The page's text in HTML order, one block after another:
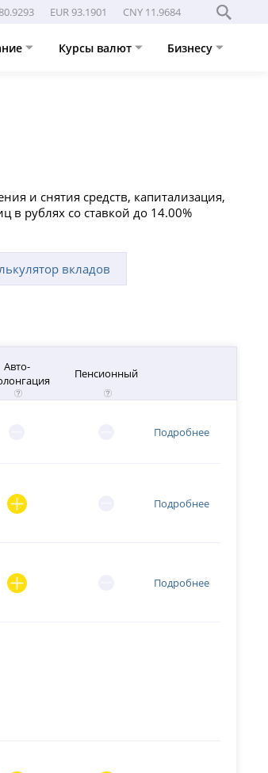
EUR 93.1901 CNY 11.9684
Курсы валют Бизнесу
и снятия средств, капитализация,
в рублях со ставкой до 14.00%
вкладов
Авто-
Пенсионный
Подробнее
Подробнее
Подробнее